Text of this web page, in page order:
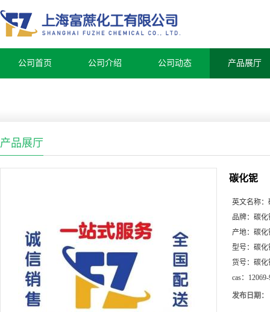
公司首页 公司介绍 公司动态 产品展厅
产品展厅
碳化铌
英文名称：
品牌： 碳化
产地： 碳化
型号： 碳化
货号： 碳化
cas：
发布日期：